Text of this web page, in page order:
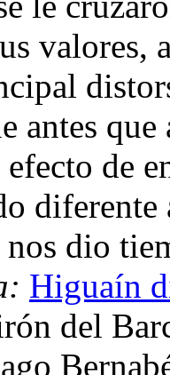
valores,
antes
de
nos dio
Higuaín
del